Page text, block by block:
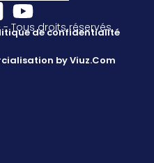
Tous droits réservés
de confidentialité
by Viuz.Com